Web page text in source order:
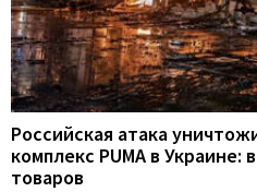
Российская атака
комплекс PUMA в
товаров